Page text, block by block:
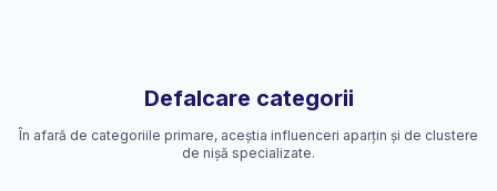
Defalcare categorii
În afară de categoriile primare, aceștia influenceri aparțin și de clustere
de nișă specializate.